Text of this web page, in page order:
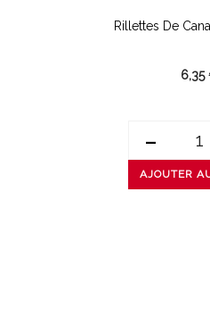
Rillettes De
6,35
-
AJOUTER